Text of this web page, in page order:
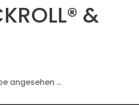
&
angesehen …